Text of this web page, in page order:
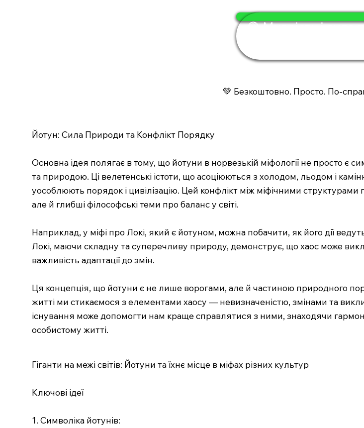
🟢 Мудрість і сила
💚 Безкоштовно. Просто. По-
Йотун: Сила Природи та Конфлікт Порядку
Основна ідея полягає в тому, що йотуни в норвезькій міфології не просто є
та природою. Ці велетенські істоти, що асоціюються з холодом, льодом і
уособлюють порядок і цивілізацію. Цей конфлікт між міфічними структурами
але й глибші філософські теми про баланс у світі.
Наприклад, у міфі про Локі, який є йотуном, можна побачити, як його дії
Локі, маючи складну та суперечливу природу, демонструє, що хаос може
важливість адаптації до змін.
Ця концепція, що йотуни є не лише ворогами, але й частиною природного
житті ми стикаємося з елементами хаосу — невизначеністю, змінами та
існування може допомогти нам краще справлятися з ними, знаходячи
особистому житті.
Гіганти на межі світів: Йотуни та їхнє місце в міфах різних культур
Ключові ідеї
1. Символіка йотунів: